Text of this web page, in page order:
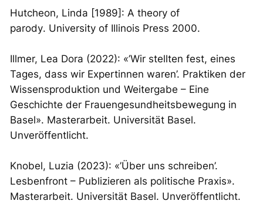
Hutcheon, Linda [1989]: A theory of
parody. University of Illinois Press 2000.
Illmer, Lea Dora (2022): «’Wir stellten fest, eines
Tages, dass wir Expertinnen waren’. Praktiken der
Wissensproduktion und Weitergabe – Eine
Geschichte der Frauengesundheitsbewegung in
Basel». Masterarbeit. Universität Basel.
Unveröffentlicht.
Knobel, Luzia (2023): «’Über uns schreiben’.
Lesbenfront – Publizieren als politische Praxis».
Masterarbeit. Universität Basel. Unveröffentlicht.